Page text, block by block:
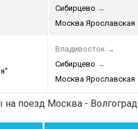
Сибирцево →
Москва Ярославская
Владивосток →
Сибирцево →
Москва Ярославская
на поезд Москва - Волгоград